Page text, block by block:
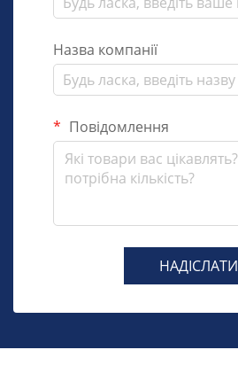
Назва компанії
Повідомлення
НАДІСЛАТИ